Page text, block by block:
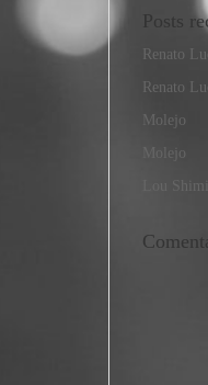
Posts
Renato
Renato
Molejo
Molejo
Lou